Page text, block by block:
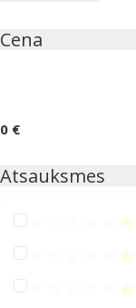
Cena
0 €
Atsauksmes